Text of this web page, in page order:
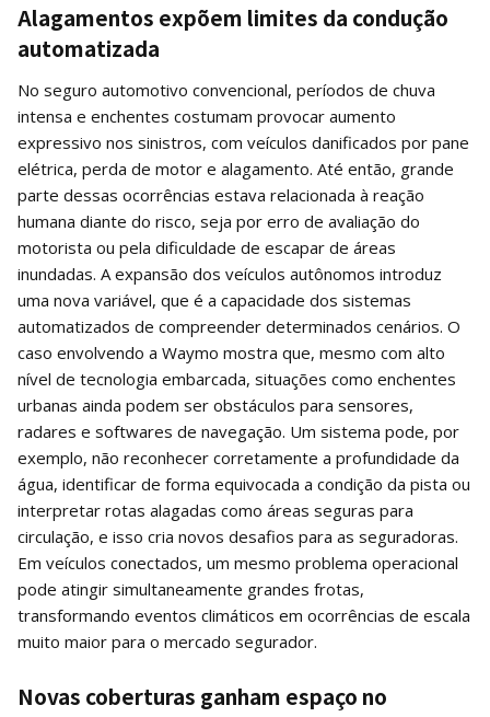
Alagamentos expõem limites da condução
automatizada
No seguro automotivo convencional, períodos de chuva
intensa e enchentes costumam provocar aumento
expressivo nos sinistros, com veículos danificados por pane
elétrica, perda de motor e alagamento. Até então, grande
parte dessas ocorrências estava relacionada à reação
humana diante do risco, seja por erro de avaliação do
motorista ou pela dificuldade de escapar de áreas
inundadas. A expansão dos veículos autônomos introduz
uma nova variável, que é a capacidade dos sistemas
automatizados de compreender determinados cenários. O
caso envolvendo a Waymo mostra que, mesmo com alto
nível de tecnologia embarcada, situações como enchentes
urbanas ainda podem ser obstáculos para sensores,
radares e softwares de navegação. Um sistema pode, por
exemplo, não reconhecer corretamente a profundidade da
água, identificar de forma equivocada a condição da pista ou
interpretar rotas alagadas como áreas seguras para
circulação, e isso cria novos desafios para as seguradoras.
Em veículos conectados, um mesmo problema operacional
pode atingir simultaneamente grandes frotas,
transformando eventos climáticos em ocorrências de escala
muito maior para o mercado segurador.
Novas coberturas ganham espaço no